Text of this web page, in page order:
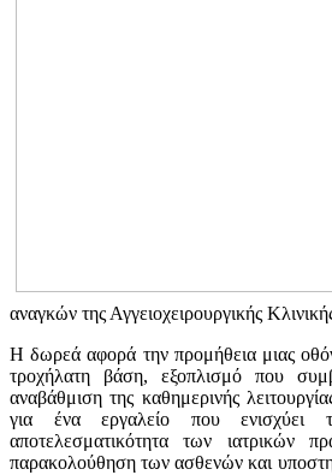
αναγκών της Αγγειοχειρουργικής
Η δωρεά αφορά την προμήθεια μιας
τροχήλατη βάση, εξοπλισμό που
αναβάθμιση της καθημερινής
για ένα εργαλείο που ενισχύει
αποτελεσματικότητα των ιατρικών
παρακολούθηση των ασθενών και